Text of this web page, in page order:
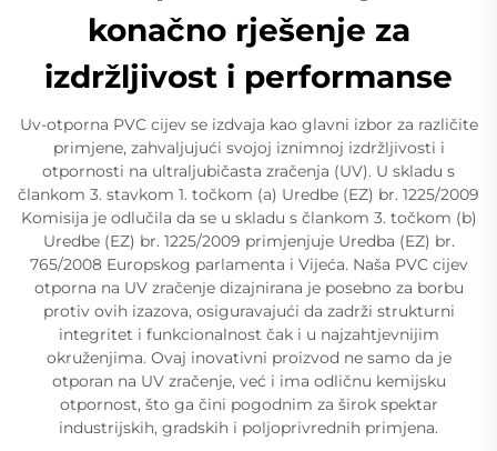
konačno rješenje za
izdržljivost i performanse
Uv-otporna PVC cijev se izdvaja kao glavni izbor za različite
primjene, zahvaljujući svojoj iznimnoj izdržljivosti i
otpornosti na ultraljubičasta zračenja (UV). U skladu s
člankom 3. stavkom 1. točkom (a) Uredbe (EZ) br. 1225/2009
Komisija je odlučila da se u skladu s člankom 3. točkom (b)
Uredbe (EZ) br. 1225/2009 primjenjuje Uredba (EZ) br.
765/2008 Europskog parlamenta i Vijeća. Naša PVC cijev
otporna na UV zračenje dizajnirana je posebno za borbu
protiv ovih izazova, osiguravajući da zadrži strukturni
integritet i funkcionalnost čak i u najzahtjevnijim
okruženjima. Ovaj inovativni proizvod ne samo da je
otporan na UV zračenje, već i ima odličnu kemijsku
otpornost, što ga čini pogodnim za širok spektar
industrijskih, gradskih i poljoprivrednih primjena.